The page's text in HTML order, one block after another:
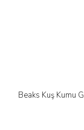
Beaks Kuş Kumu